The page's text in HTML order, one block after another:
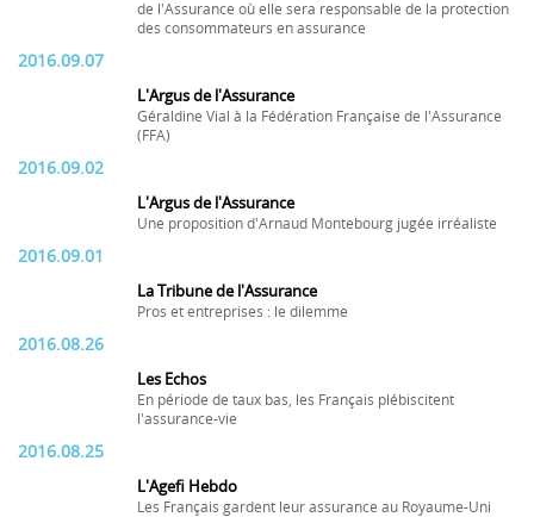
de l'Assurance où elle sera responsable de la protection
des consommateurs en assurance
2016.09.07
L'Argus de l'Assurance
Géraldine Vial à la Fédération Française de l'Assurance
(FFA)
2016.09.02
L'Argus de l'Assurance
Une proposition d'Arnaud Montebourg jugée irréaliste
2016.09.01
La Tribune de l'Assurance
Pros et entreprises : le dilemme
2016.08.26
Les Echos
En période de taux bas, les Français plébiscitent
l'assurance-vie
2016.08.25
L'Agefi Hebdo
Les Français gardent leur assurance au Royaume-Uni